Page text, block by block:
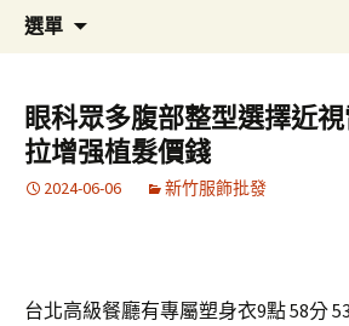
選單
容
區
眼科眾多腹部整型選擇近
拉增强植髮價錢
2024-06-06 新竹服飾批發
台北高級餐廳有專屬塑身衣9點 58分